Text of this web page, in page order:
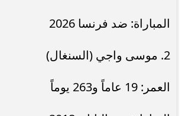
المباراة: ضد فرنسا 2026
2. موسى واجي (السنغال)
العمر: 19 عاماً و263 يوماً